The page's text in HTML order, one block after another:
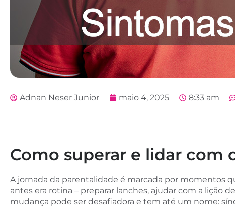
Adnan Neser Junior maio 4, 2025 8:33 am
Como superar e lidar com
A jornada da parentalidade é marcada por momentos
antes era rotina – preparar lanches, ajudar com a lição
mudança pode ser desafiadora e tem até um nome: